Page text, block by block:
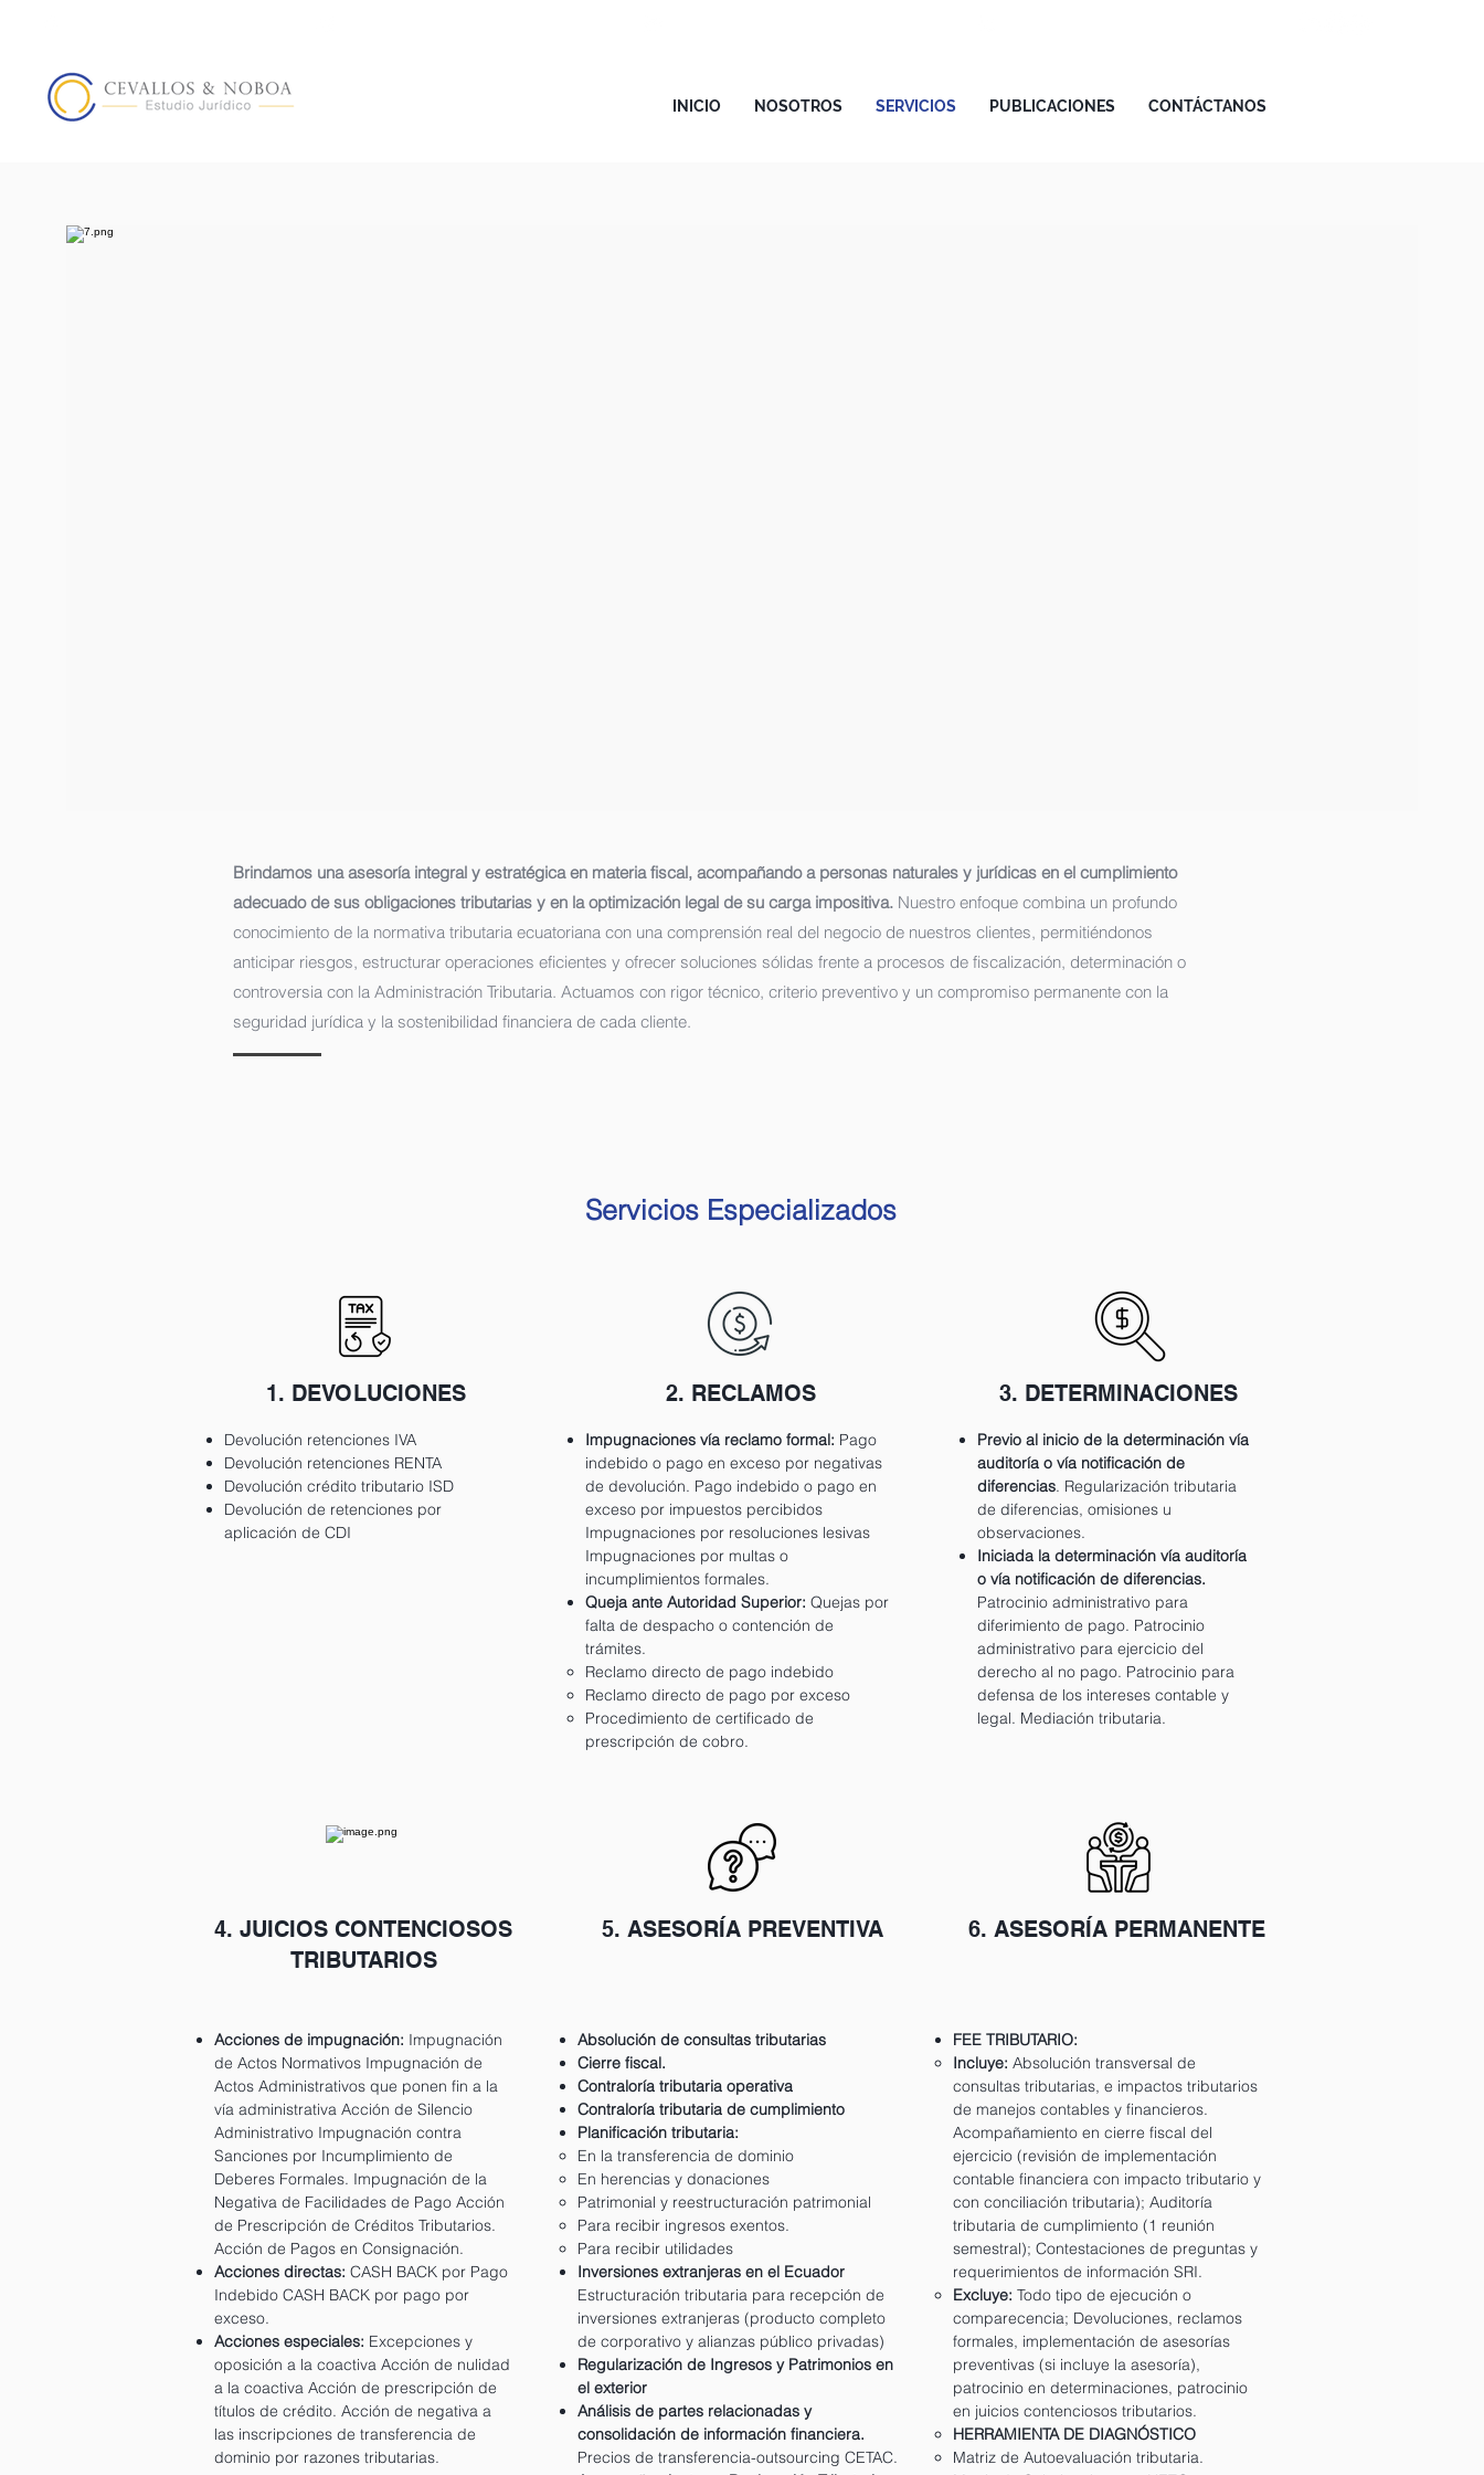
INICIO NOSOTROS SERVICIOS PUBLICACIONES CONTÁCTANOS
Brindamos una asesoría integral y estratégica en materia fiscal, acompañando a personas naturales y jurídicas en el cumplimiento
adecuado de sus obligaciones tributarias y en la optimización legal de su carga impositiva. Nuestro enfoque combina un profundo
conocimiento de la normativa tributaria ecuatoriana con una comprensión real del negocio de nuestros clientes, permitiéndonos
anticipar riesgos, estructurar operaciones eficientes y ofrecer soluciones sólidas frente a procesos de fiscalización, determinación o
controversia con la Administración Tributaria. Actuamos con rigor técnico, criterio preventivo y un compromiso permanente con la
seguridad jurídica y la sostenibilidad financiera de cada cliente.
Servicios Especializados
1. DEVOLUCIONES
Devolución retenciones IVA
Devolución retenciones RENTA
Devolución crédito tributario ISD
Devolución de retenciones por
aplicación de CDI
2. RECLAMOS
Impugnaciones vía reclamo formal: Pago
indebido o pago en exceso por negativas
de devolución. Pago indebido o pago en
exceso por impuestos percibidos
Impugnaciones por resoluciones lesivas
Impugnaciones por multas o
incumplimientos formales.
Queja ante Autoridad Superior: Quejas por
falta de despacho o contención de
trámites.
Reclamo directo de pago indebido
Reclamo directo de pago por exceso
Procedimiento de certificado de
prescripción de cobro.
3. DETERMINACIONES
Previo al inicio de la determinación vía
auditoría o vía notificación de
diferencias. Regularización tributaria
de diferencias, omisiones u
observaciones.
Iniciada la determinación vía auditoría
o vía notificación de diferencias.
Patrocinio administrativo para
diferimiento de pago. Patrocinio
administrativo para ejercicio del
derecho al no pago. Patrocinio para
defensa de los intereses contable y
legal. Mediación tributaria.
4. JUICIOS CONTENCIOSOS
TRIBUTARIOS
Acciones de impugnación: Impugnación
de Actos Normativos Impugnación de
Actos Administrativos que ponen fin a la
vía administrativa Acción de Silencio
Administrativo Impugnación contra
Sanciones por Incumplimiento de
Deberes Formales. Impugnación de la
Negativa de Facilidades de Pago Acción
de Prescripción de Créditos Tributarios.
Acción de Pagos en Consignación.
Acciones directas: CASH BACK por Pago
Indebido CASH BACK por pago por
exceso.
Acciones especiales: Excepciones y
oposición a la coactiva Acción de nulidad
a la coactiva Acción de prescripción de
títulos de crédito. Acción de negativa a
las inscripciones de transferencia de
dominio por razones tributarias.
5. ASESORÍA PREVENTIVA
Absolución de consultas tributarias
Cierre fiscal.
Contraloría tributaria operativa
Contraloría tributaria de cumplimiento
Planificación tributaria:
En la transferencia de dominio
En herencias y donaciones
Patrimonial y reestructuración patrimonial
Para recibir ingresos exentos.
Para recibir utilidades
Inversiones extranjeras en el Ecuador
Estructuración tributaria para recepción de
inversiones extranjeras (producto completo
de corporativo y alianzas público privadas)
Regularización de Ingresos y Patrimonios en
el exterior
Análisis de partes relacionadas y
consolidación de información financiera.
Precios de transferencia-outsourcing CETAC.
6. ASESORÍA PERMANENTE
FEE TRIBUTARIO:
Incluye: Absolución transversal de
consultas tributarias, e impactos tributarios
de manejos contables y financieros.
Acompañamiento en cierre fiscal del
ejercicio (revisión de implementación
contable financiera con impacto tributario y
con conciliación tributaria); Auditoría
tributaria de cumplimiento (1 reunión
semestral); Contestaciones de preguntas y
requerimientos de información SRI.
​Excluye: Todo tipo de ejecución o
comparecencia; Devoluciones, reclamos
formales, implementación de asesorías
preventivas (si incluye la asesoría),
patrocinio en determinaciones, patrocinio
en juicios contenciosos tributarios.
HERRAMIENTA DE DIAGNÓSTICO
Matriz de Autoevaluación tributaria.